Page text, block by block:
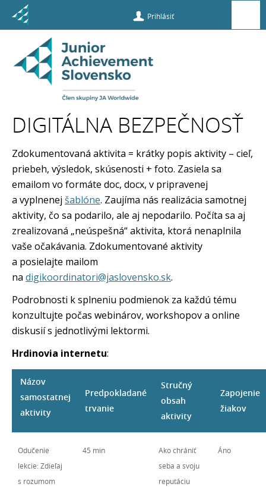
Prihlásiť
Modul 3:
aplikácia
získaných
do výučby
Digitálna
DIGITÁLNA BEZPEČNOSŤ
Zdokumentovaná aktivita = krátky popis aktivity – cieľ,
priebeh, výsledok, skúsenosti + foto. Zasiela sa
emailom vo formáte doc, docx, v pripravenej
a vyplnenej šablóne. Zaujíma nás realizácia samotnej
aktivity, čo sa podarilo, ale aj nepodarilo. Počíta sa aj
zrealizovaná „neúspešná“ aktivita, ktorá nenaplnila
vaše očakávania. Zdokumentované aktivity
a posielajte mailom
na digikoordinatori@jaslovensko.sk.
Podrobnosti k splneniu podmienok za každú tému
konzultujte počas webinárov, workshopov a online
diskusií s jednotlivými lektormi.
Hrdinovia internetu:
Názov
samostatnej
aktivity
Predpokladané
trvanie
Stručný
obsah
aktivity
Zapojenie
žiakov
Odučenie
lekcie: Zdieľaj
s rozumom
45 min
Ako chrániť
seba a svoju
reputáciu
Áno